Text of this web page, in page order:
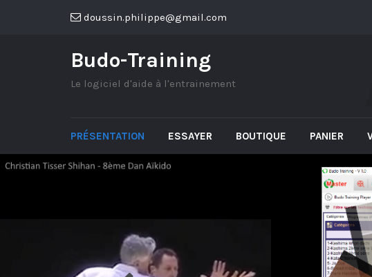
doussin.philippe@gmail.com
Budo-Training
Le logiciel d'aide à l'entrainement
PRÉSENTATION ESSAYER BOUTIQUE PANIER